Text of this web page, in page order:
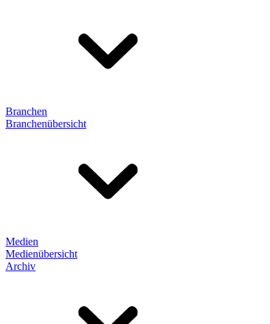
Branchen
Branchenübersicht
Medien
Medienübersicht
Archiv